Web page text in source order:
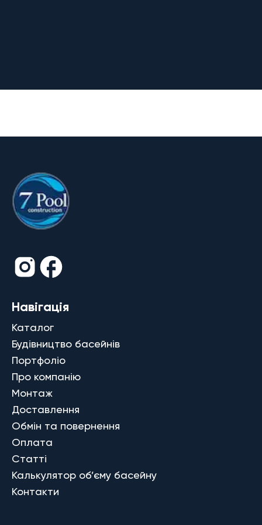
Навігація
Каталог
Будівництво басейнів
Портфоліо
Про компанію
Монтаж
Доставлення
Обмін та повернення
Оплата
Статті
Калькулятор об’єму басейну
Контакти